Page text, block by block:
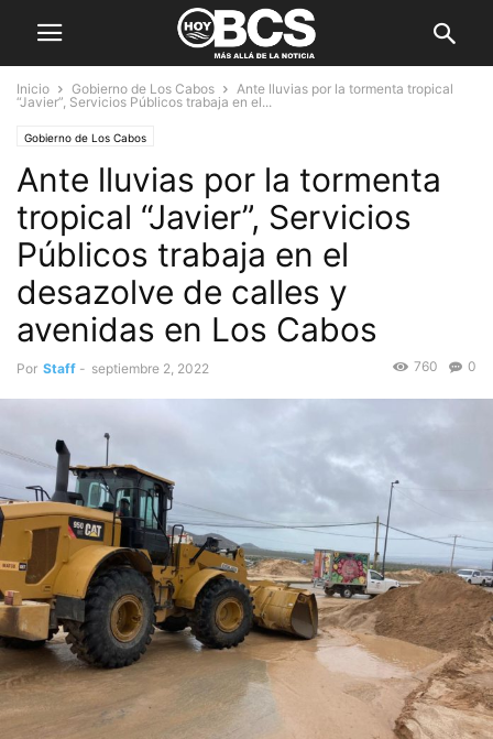
Inicio Gobierno de Los Cabos
Ante lluvias por la tormenta tropical
“Javier”, Servicios Públicos trabaja en el...
Gobierno de Los Cabos
Ante lluvias por la tormenta
tropical “Javier”, Servicios
Públicos trabaja en el
desazolve de calles y
avenidas en Los Cabos
Por Staff - septiembre 2, 2022 0
760